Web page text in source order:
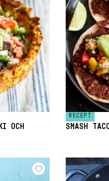
OCH
RECEPT
SMASH